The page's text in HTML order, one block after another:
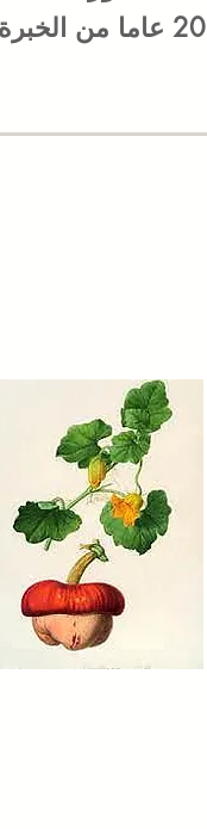
20 عاما من الخبرة الميدانية